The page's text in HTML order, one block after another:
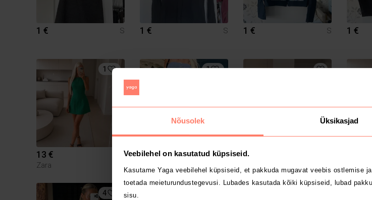
Nõusolek Üksikasjad
Veebilehel on kasutatud küpsiseid.
Kasutame Yaga veebilehel küpsiseid, et pakkuda mugavat veebis ostlemise
toetada meieturundustegevusi. Lubades kasutada kõiki küpsiseid, lubad
sisu.
1 € S 1 € S 1 € S 1 €
1
13 €
S
Zara
1
15 €
S
15 €
Zara
4